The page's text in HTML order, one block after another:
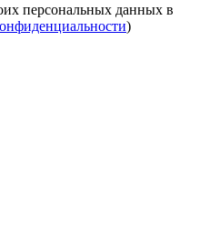
персональных данных в
)